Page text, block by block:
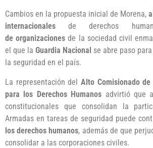
Cambios en la propuesta inicial de Morena,
internacionalesde derechos
de organizacionesde la sociedad civil
el que la Guardia Nacional se abre paso
la seguridad en el país.
La representación del Alto Comisionado
para los Derechos Humanos advirtió que
constitucionales que consolidan la
Armadas en tareas de seguridad puede
los derechos humanos, además de que
consolidar a las corporaciones civiles.